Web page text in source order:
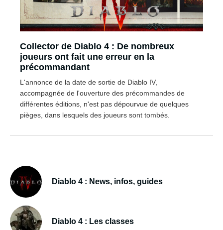
Collector de Diablo 4 : De nombreux
joueurs ont fait une erreur en la
précommandant
L'annonce de la date de sortie de Diablo IV,
accompagnée de l'ouverture des précommandes de
différentes éditions, n'est pas dépourvue de quelques
pièges, dans lesquels des joueurs sont tombés.
Diablo 4 : News, infos, guides
Diablo 4 : Les classes